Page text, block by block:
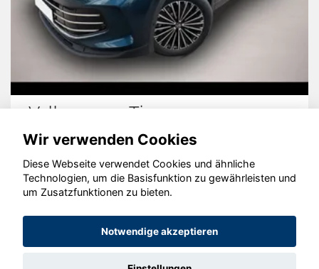
Volkswagen Tiguan
© konjunkturmotor.de GmbH 2020 - 2026
Wir verwenden Cookies
Diese Webseite verwendet Cookies und ähnliche
Technologien, um die Basisfunktion zu gewährleisten und
um Zusatzfunktionen zu bieten.
Notwendige akzeptieren